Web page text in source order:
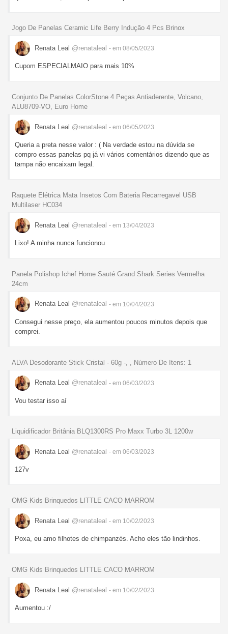
Jogo De Panelas Ceramic Life Berry Indução 4 Pcs Brinox
Renata Leal @renataleal - em 08/05/2023
Cupom ESPECIALMAIO para mais 10%
Conjunto De Panelas ColorStone 4 Peças Antiaderente, Volcano,
ALU8709-VO, Euro Home
Renata Leal @renataleal - em 06/05/2023
Queria a preta nesse valor : ( Na verdade estou na dúvida se
compro essas panelas pq já vi vários comentários dizendo que as
tampa não encaixam legal.
Raquete Elétrica Mata Insetos Com Bateria Recarregavel USB
Multilaser HC034
Renata Leal @renataleal - em 13/04/2023
Lixo! A minha nunca funcionou
Panela Polishop Ichef Home Sauté Grand Shark Series Vermelha
24cm
Renata Leal @renataleal - em 10/04/2023
Consegui nesse preço, ela aumentou poucos minutos depois que
comprei.
ALVA Desodorante Stick Cristal - 60g -, , Número De Itens: 1
Renata Leal @renataleal - em 06/03/2023
Vou testar isso aí
Liquidificador Britânia BLQ1300RS Pro Maxx Turbo 3L 1200w
Renata Leal @renataleal - em 06/03/2023
127v
OMG Kids Brinquedos LITTLE CACO MARROM
Renata Leal @renataleal - em 10/02/2023
Poxa, eu amo filhotes de chimpanzés. Acho eles tão lindinhos.
OMG Kids Brinquedos LITTLE CACO MARROM
Renata Leal @renataleal - em 10/02/2023
Aumentou :/